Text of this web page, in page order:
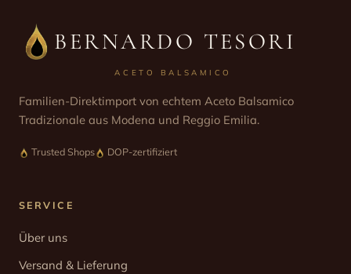
BERNARDO TESORI
ACETO BALSAMICO
Familien-Direktimport von echtem Aceto Balsamico
Tradizionale aus Modena und Reggio Emilia.
Trusted Shops DOP-zertifiziert
SERVICE
Über uns
Versand & Lieferung